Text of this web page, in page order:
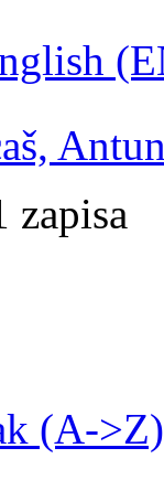
zapisa
(A->Z)